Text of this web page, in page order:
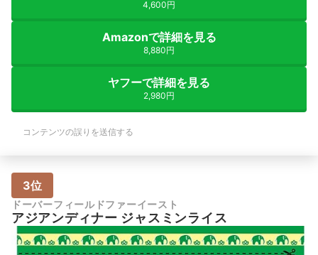
4,600円
Amazonで詳細を見る
8,880円
ヤフーで詳細を見る
2,980円
コンテンツの誤りを送信する
3位
ドーバーフィールドファーイースト
アジアンディナー ジャスミンライス